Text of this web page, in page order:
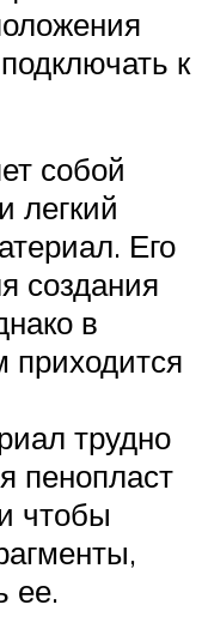
к
собой
легкий
Его
создания
в
приходится
трудно
пенопласт
чтобы
ее.